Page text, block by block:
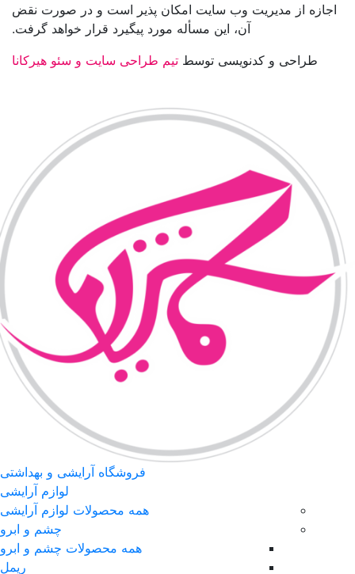
اجازه از مدیریت وب سایت امکان پذیر است و در صورت نقض
آن، این مسأله مورد پیگیرد قرار خواهد گرفت.
طراحی و کدنویسی توسط تیم طراحی سایت و سئو هیرکانا
فروشگاه آرایشی و بهداشتی
لوازم آرایشی
همه محصولات لوازم آرایشی
چشم و ابرو
همه محصولات چشم و ابرو
ریمل